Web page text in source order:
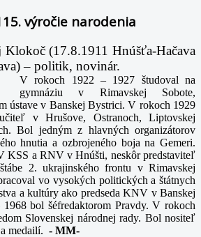
výročie narodenia
Klokoč (17.8.1911 Hnúšťa-Hačava
– politik, novinár.
V rokoch 1922 – 1927 študoval na
gymnáziu v Rimavskej Sobote,
ústave v Banskej Bystrici. V rokoch 1929
v Hrušove, Ostranoch, Liptovskej
Bol jedným z hlavných organizátorov
hnutia a ozbrojeného boja na Gemeri.
KSS a RNV v Hnúšti, neskôr predstaviteľ
2. ukrajinského frontu v Rimavskej
vo vysokých politických a štátnych
a kultúry ako predseda KNV v Banskej
bol šéfredaktorom Pravdy. V rokoch
Slovenskej národnej rady. Bol nositeľ
medailí. - MM-